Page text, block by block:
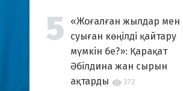
«Жоғалған жылдар мен
суыған көңілді қайтару
мүмкін бе?»: Қарақат
Әбілдина жан сырын
ақтарды
372